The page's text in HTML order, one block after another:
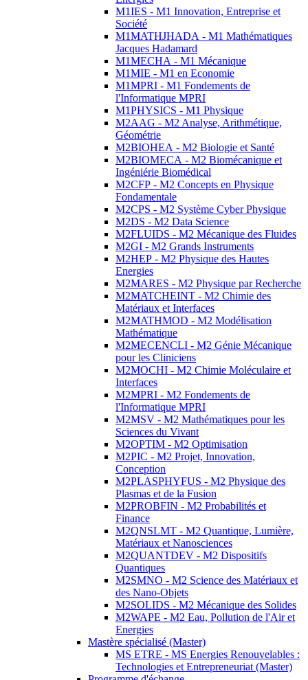
M1IES - M1 Innovation, Entreprise et
Société
M1MATHJHADA - M1 Mathématiques
Jacques Hadamard
M1MECHA - M1 Mécanique
M1MIE - M1 en Economie
M1MPRI - M1 Fondements de
l'Informatique MPRI
M1PHYSICS - M1 Physique
M2AAG - M2 Analyse, Arithmétique,
Géométrie
M2BIOHEA - M2 Biologie et Santé
M2BIOMECA - M2 Biomécanique et
Ingéniérie Biomédical
M2CFP - M2 Concepts en Physique
Fondamentale
M2CPS - M2 Système Cyber Physique
M2DS - M2 Data Science
M2FLUIDS - M2 Mécanique des Fluides
M2GI - M2 Grands Instruments
M2HEP - M2 Physique des Hautes
Energies
M2MARES - M2 Physique par Recherche
M2MATCHEINT - M2 Chimie des
Matériaux et Interfaces
M2MATHMOD - M2 Modélisation
Mathématique
M2MECENCLI - M2 Génie Mécanique
pour les Cliniciens
M2MOCHI - M2 Chimie Moléculaire et
Interfaces
M2MPRI - M2 Fondements de
l'Informatique MPRI
M2MSV - M2 Mathématiques pour les
Sciences du Vivant
M2OPTIM - M2 Optimisation
M2PIC - M2 Projet, Innovation,
Conception
M2PLASPHYFUS - M2 Physique des
Plasmas et de la Fusion
M2PROBFIN - M2 Probabilités et
Finance
M2QNSLMT - M2 Quantique, Lumière,
Matériaux et Nanosciences
M2QUANTDEV - M2 Dispositifs
Quantiques
M2SMNO - M2 Science des Matériaux et
des Nano-Objets
M2SOLIDS - M2 Mécanique des Solides
M2WAPE - M2 Eau, Pollution de l'Air et
Energies
Mastère spécialisé (Master)
MS ETRE - MS Energies Renouvelables :
Technologies et Entrepreneuriat (Master)